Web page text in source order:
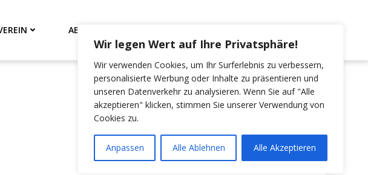
Wir legen Wert auf Ihre Privatsphäre!
Wir verwenden Cookies, um Ihr Surferlebnis zu verbessern,
personalisierte Werbung oder Inhalte zu präsentieren und
unseren Datenverkehr zu analysieren. Wenn Sie auf "Alle
akzeptieren" klicken, stimmen Sie unserer Verwendung von
Cookies zu.
Anpassen Alle Ablehnen Alle Akzeptieren
ABTEILUNGEN